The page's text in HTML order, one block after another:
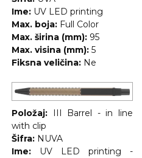
Ime: UV LED printing
Max. boja: Full Color
Max. širina (mm): 95
Max. visina (mm): 5
Fiksna veličina: Ne
Položaj:
III Barrel - in line
with clip
Šifra: NUVA
Ime:
UV LED printing -